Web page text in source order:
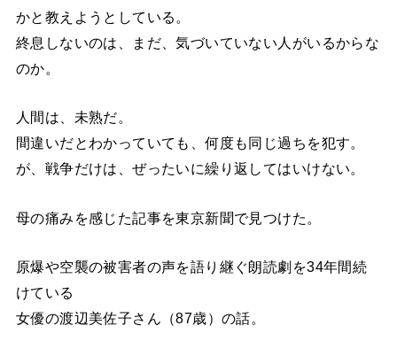
かと教えようとしている。
終息しないのは、まだ、気づいていない人がいるからな
のか。
人間は、未熟だ。
間違いだとわかっていても、何度も同じ過ちを犯す。
が、戦争だけは、ぜったいに繰り返してはいけない。
母の痛みを感じた記事を東京新聞で見つけた。
原爆や空襲の被害者の声を語り継ぐ朗読劇を34年間続
けている
女優の渡辺美佐子さん（87歳）の話。